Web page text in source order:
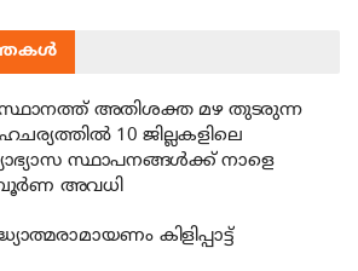
അതിശക്ത മഴ തുടരുന്ന
10 ജില്ലകളിലെ
സ്ഥാപനങ്ങൾക്ക് നാളെ
അവധി
കിളിപ്പാട്ട്